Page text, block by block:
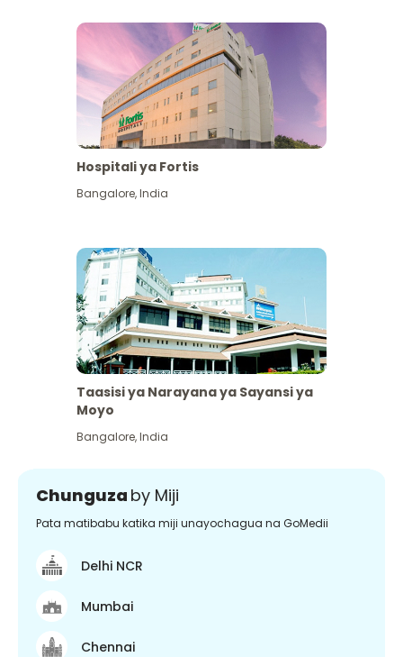
Hospitali ya Fortis
Bangalore,India
Taasisi ya Narayana ya Sayansi ya
Moyo
Bangalore,India
Chunguza by Miji
Pata matibabu katika miji unayochagua na GoMedii
Delhi NCR
Mumbai
Chennai